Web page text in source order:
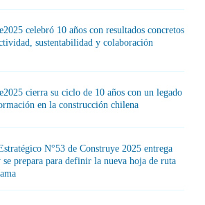
celebró 10 años con resultados concretos
sustentabilidad y colaboración
cierra su ciclo de 10 años con un legado
en la construcción chilena
N°53 de Construye 2025 entrega
se prepara para definir la nueva hoja de ruta